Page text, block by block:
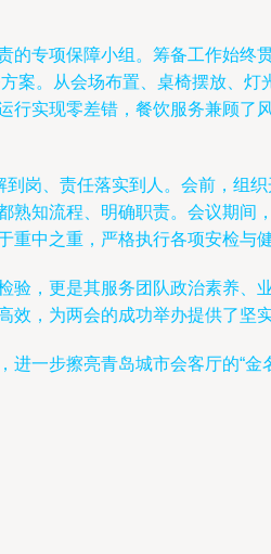
专项保障小组。筹备工作始终贯
案。从会场布置、桌椅摆放、灯
实现零差错，餐饮服务兼顾了
岗、责任落实到人。会前，组
知流程、明确职责。会议期间
中之重，严格执行各项安检与
，更是其服务团队政治素养、
，为两会的成功举办提供了坚
一步擦亮青岛城市会客厅的“金